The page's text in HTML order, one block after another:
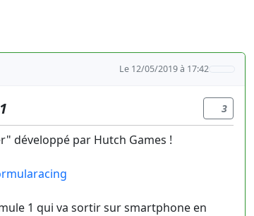
Le 12/05/2019 à 17:42
3
développé par Hutch Games !
1 qui va sortir sur smartphone en